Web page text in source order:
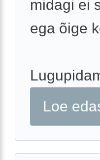
midagi ei
ega õige
Loe